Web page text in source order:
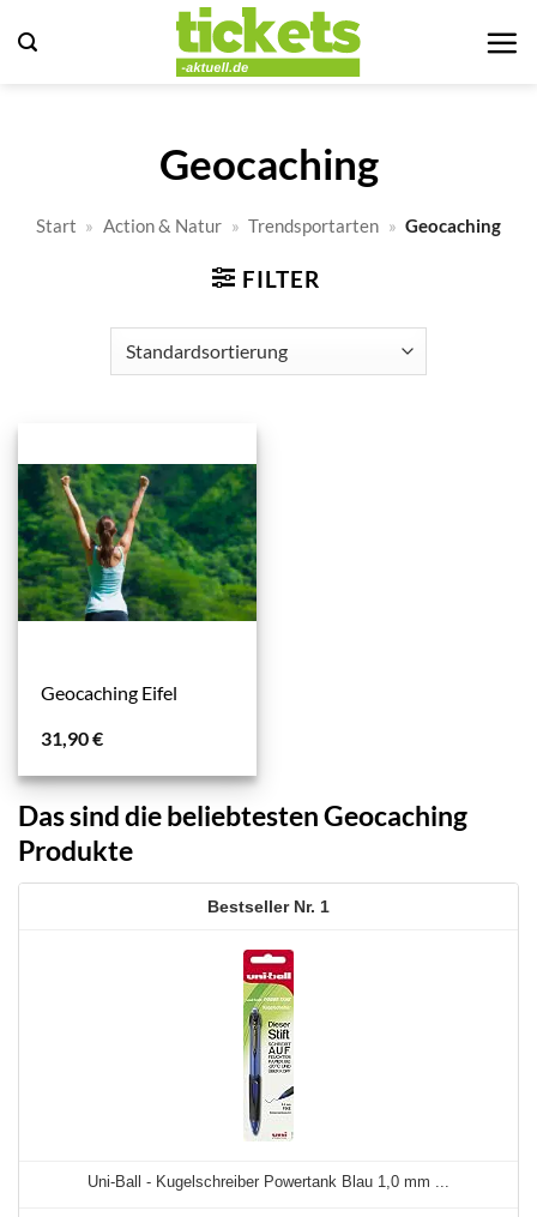
Inhalt
Geocaching
Start » Action & Natur » Trendsportarten » Geocaching
FILTER
Geocaching Eifel
31,90€
Das sind die beliebtesten Geocaching
Produkte
1
Uni-Ball - Kugelschreiber Powertank Blau 1,0 mm ...